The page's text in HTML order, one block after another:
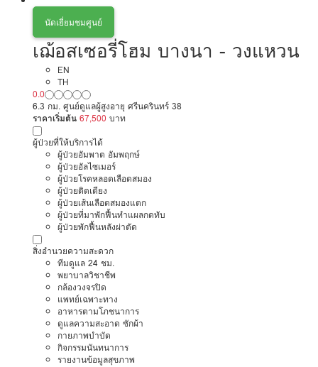
นัดเยี่ยมชมศูนย์
เฌ้อสเซอรี่โฮม บางนา - วงแหวน
EN
TH
0.0
6.3 กม. ศูนย์ดูแลผู้สูงอายุ ศรีนครินทร์ 38
ราคาเริ่มต้น 67,500 บาท
ผู้ป่วยที่ให้บริการได้
ผู้ป่วยอัมพาต อัมพฤกษ์
ผู้ป่วยอัลไซเมอร์
ผู้ป่วยโรคหลอดเลือดสมอง
ผู้ป่วยติดเตียง
ผู้ป่วยเส้นเลือดสมองแตก
ผู้ป่วยที่มาพักฟื้นทำแผลกดทับ
ผู้ป่วยพักฟื้นหลังผ่าตัด
สิ่งอำนวยความสะดวก
ทีมดูแล 24 ชม.
พยาบาลวิชาชีพ
กล้องวงจรปิด
แพทย์เฉพาะทาง
อาหารตามโภชนาการ
ดูแลความสะอาด ซักผ้า
กายภาพบำบัด
กิจกรรมนันทนาการ
รายงานข้อมูลสุขภาพ